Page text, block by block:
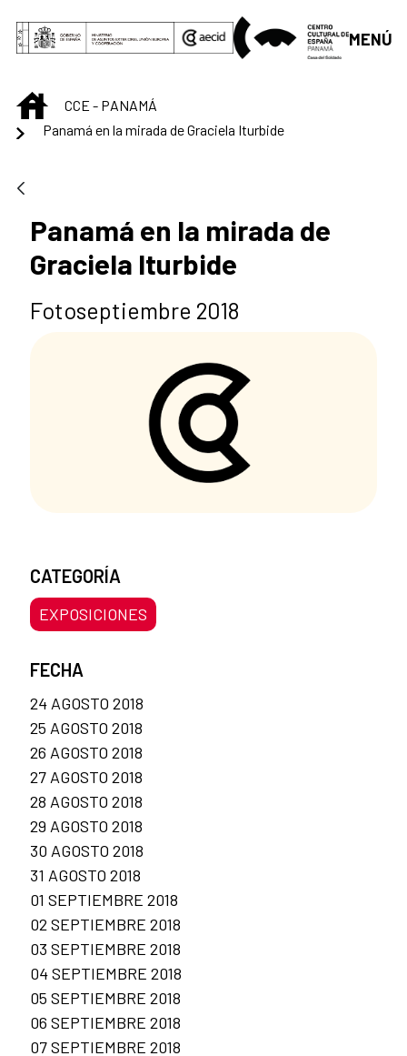
Saltar al contenido principal
MENÚ
INICIOCCE - PANAMÁ
Panamá en la mirada de Graciela Iturbide
Panamá en la mirada de
Graciela Iturbide
Fotoseptiembre 2018
CATEGORÍA
EXPOSICIONES
FECHA
24 AGOSTO 2018
25 AGOSTO 2018
26 AGOSTO 2018
27 AGOSTO 2018
28 AGOSTO 2018
29 AGOSTO 2018
30 AGOSTO 2018
31 AGOSTO 2018
01 SEPTIEMBRE 2018
02 SEPTIEMBRE 2018
03 SEPTIEMBRE 2018
04 SEPTIEMBRE 2018
05 SEPTIEMBRE 2018
06 SEPTIEMBRE 2018
07 SEPTIEMBRE 2018